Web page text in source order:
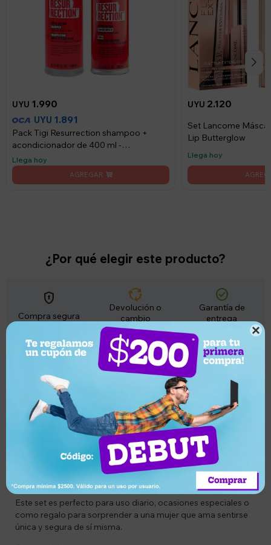

UYU 1.990
UYU 1.891
Pack Tigi Resurrection shampoo +
acondicionador de 400 ml -
Resurrection
Llega hoy
UYU 2.120
Set Lancome
Lip Butterglow
Llega hoy
¿Por qué elegir este producto?
encrypted
Compra segura
cycle
Devolución o
cambio
check_circle
Garantía de
entrega
Descripción
Codigo: COMBOSHAKIRA02
Combo: VIE65213687, VIE65198907 y VIE65187754
Descripcion:
Descubre la colección Shakira Colours, un set de perfumes
femeninos diseñado para mujeres radiantes, atrevidas y
llenas de energía. Cada fragancia captura un estado de
ánimo único: vitalidad, pasión y dinamismo, con aromas
florales, afrutados y ambarinos que dejan una estela
inolvidable.
Este set es perfecto para uso diario, ocasiones especiales o
como regalo para sorprender a una mujer que ama sentirse
única y segura de sí misma.